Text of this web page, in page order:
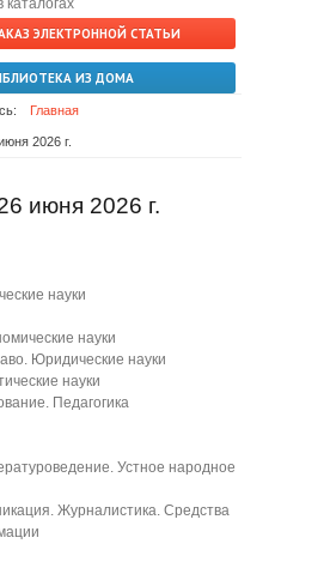
каталогах
ЭЛЕКТРОННОЙ СТАТЬИ
ИЗ ДОМА
Главная
2026 г.
июня 2026 г.
науки
науки
Юридические науки
науки
Педагогика
Устное народное
Журналистика. Средства